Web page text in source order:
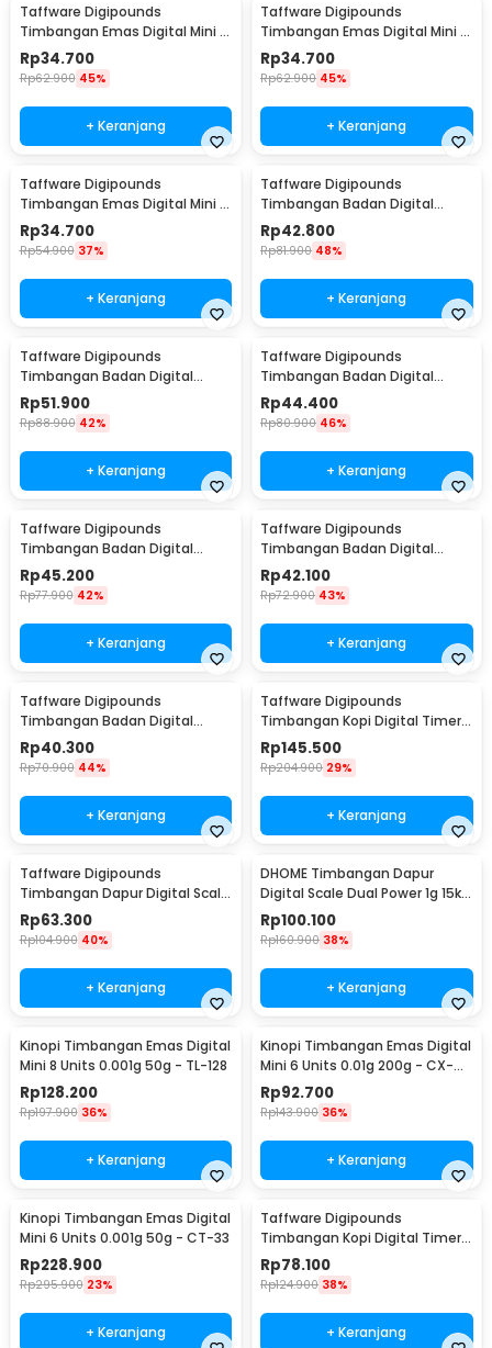
Taffware Digipounds
Timbangan Emas Digital Mini 7
Units 0.01g 500g - SC-13 /
VSW0083
Rp34.700
Rp62.900 45%
+ Keranjang
Taffware Digipounds
Timbangan Emas Digital Mini 7
Units 0.01g 200g - SC-13 /
VSW0083
Rp34.700
Rp62.900 45%
+ Keranjang
Taffware Digipounds
Timbangan Emas Digital Mini 7
Units 0.01g 100g - SC-13 /
VSW0083
Rp34.700
Rp54.900 37%
+ Keranjang
Taffware Digipounds
Timbangan Badan Digital
Scale Bluetooth 50g 180kg -
SH-Y01
Rp42.800
Rp81.900 48%
+ Keranjang
Taffware Digipounds
Timbangan Badan Digital
Scale Smart App 50g 180kg -
SH-Y01-U1
Rp51.900
Rp88.900 42%
+ Keranjang
Taffware Digipounds
Timbangan Badan Digital
Scale Rechargeable 180kg -
SC-12U
Rp44.400
Rp80.900 46%
+ Keranjang
Taffware Digipounds
Timbangan Badan Digital
Scale Rechargeable 180kg -
SC-15U
Rp45.200
Rp77.900 42%
+ Keranjang
Taffware Digipounds
Timbangan Badan Digital
Scale Battery 0.05kg 180kg -
SC-12
Rp42.100
Rp72.900 43%
+ Keranjang
Taffware Digipounds
Timbangan Badan Digital
Scale Battery 0.05kg 180kg -
SC-15
Rp40.300
Rp70.900 44%
+ Keranjang
Taffware Digipounds
Timbangan Kopi Digital Timer
Coffee Scale 3000g-0.1g -
TSC3/5/10
Rp145.500
Rp204.900 29%
+ Keranjang
Taffware Digipounds
Timbangan Dapur Digital Scale
Battery 0.1g 2kg - K70a
Rp63.300
Rp104.900 40%
+ Keranjang
DHOME Timbangan Dapur
Digital Scale Dual Power 1g 15kg
- JJ210
Rp100.100
Rp160.900 38%
+ Keranjang
Kinopi Timbangan Emas Digital
Mini 8 Units 0.001g 50g - TL-128
Rp128.200
Rp197.900 36%
+ Keranjang
Kinopi Timbangan Emas Digital
Mini 6 Units 0.01g 200g - CX-
129
Rp92.700
Rp143.900 36%
+ Keranjang
Kinopi Timbangan Emas Digital
Mini 6 Units 0.001g 50g - CT-33
Rp228.900
Rp295.900 23%
+ Keranjang
Taffware Digipounds
Timbangan Kopi Digital Timer
Coffee Scale 3kg 0.1g - CK2150
Rp78.100
Rp124.900 38%
+ Keranjang